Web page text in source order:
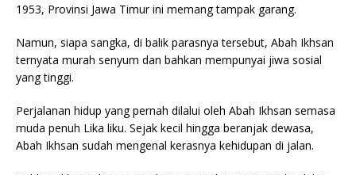
1953, Provinsi Jawa Timur ini memang tampak garang.
Namun, siapa sangka, di balik parasnya tersebut, Abah Ikhsan
ternyata murah senyum dan bahkan mempunyai jiwa sosial
yang tinggi.
Perjalanan hidup yang pernah dilalui oleh Abah Ikhsan semasa
muda penuh Lika liku. Sejak kecil hingga beranjak dewasa,
Abah Ikhsan sudah mengenal kerasnya kehidupan di jalan.